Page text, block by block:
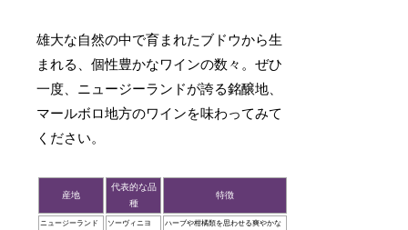
雄大な自然の中で育まれたブドウから生
まれる、個性豊かなワインの数々。ぜひ
一度、ニュージーランドが誇る銘醸地、
マールボロ地方のワインを味わってみて
ください。
産地
代表的な品
種
特徴
ニュージーランド
ソーヴィニヨ
ハーブや柑橘類を思わせる爽やかな